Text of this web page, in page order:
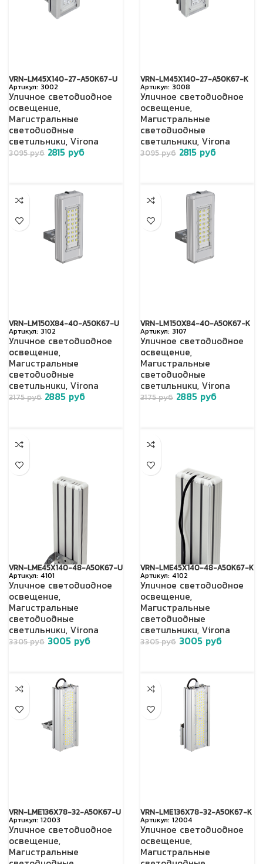
VRN-LM45X140-27-A50K67-U
3002
Уличное светодиодное
освещение,
Магистральные
светодиодные
светильники, Virona
3095руб 2815 руб
VRN-LM45X140-27-A50K67-K
3008
Уличное светодиодное
освещение,
Магистральные
светодиодные
светильники, Virona
3095руб 2815 руб
VRN-LM150X84-40-A50K67-U
3102
Уличное светодиодное
освещение,
Магистральные
светодиодные
светильники, Virona
3175руб 2885 руб
VRN-LM150X84-40-A50K67-K
3107
Уличное светодиодное
освещение,
Магистральные
светодиодные
светильники, Virona
3175руб 2885 руб
VRN-LME45X140-48-A50K67-U
4101
Уличное светодиодное
освещение,
Магистральные
светодиодные
светильники, Virona
3305руб 3005 руб
VRN-LME45X140-48-A50K67-K
4102
Уличное светодиодное
освещение,
Магистральные
светодиодные
светильники, Virona
3305руб 3005 руб
VRN-LME136X78-32-A50K67-U
12003
Уличное светодиодное
освещение,
Магистральные
VRN-LME136X78-32-A50K67-K
12004
Уличное светодиодное
освещение,
Магистральные